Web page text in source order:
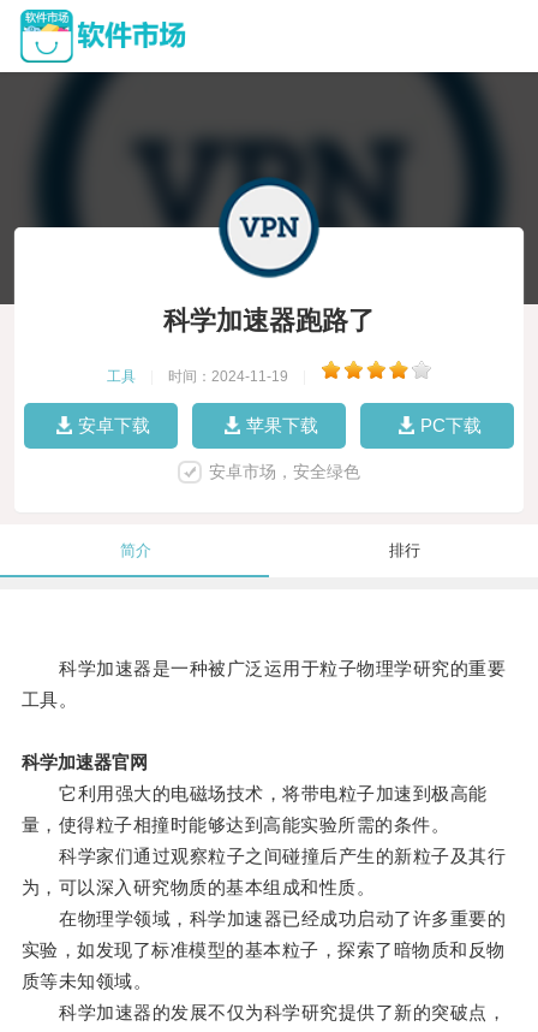
科学加速器跑路了
工具 时间：2024-11-19
安卓下载 苹果下载 PC下载
安卓市场，安全绿色
简介 排行
科学加速器是一种被广泛运用于粒子物理学研究的重要
工具。
科学加速器官网
它利用强大的电磁场技术，将带电粒子加速到极高能
量，使得粒子相撞时能够达到高能实验所需的条件。
科学家们通过观察粒子之间碰撞后产生的新粒子及其行
为，可以深入研究物质的基本组成和性质。
在物理学领域，科学加速器已经成功启动了许多重要的
实验，如发现了标准模型的基本粒子，探索了暗物质和反物
质等未知领域。
科学加速器的发展不仅为科学研究提供了新的突破点，